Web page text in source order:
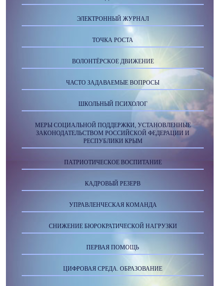
ЭЛЕКТРОННЫЙ ЖУРНАЛ
ТОЧКА РОСТА
ВОЛОНТЁРСКОЕ ДВИЖЕНИЕ
ЧАСТО ЗАДАВАЕМЫЕ ВОПРОСЫ
ШКОЛЬНЫЙ ПСИХОЛОГ
МЕРЫ СОЦИАЛЬНОЙ ПОДДЕРЖКИ, УСТАНОВЛЕННЫЕ
ЗАКОНОДАТЕЛЬСТВОМ РОССИЙСКОЙ ФЕДЕРАЦИИ И
РЕСПУБЛИКИ КРЫМ
ПАТРИОТИЧЕСКОЕ ВОСПИТАНИЕ
КАДРОВЫЙ РЕЗЕРВ
УПРАВЛЕНЧЕСКАЯ КОМАНДА
СНИЖЕНИЕ БЮРОКРАТИЧЕСКОЙ НАГРУЗКИ
ПЕРВАЯ ПОМОЩЬ
ЦИФРОВАЯ СРЕДА. ОБРАЗОВАНИЕ